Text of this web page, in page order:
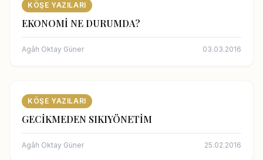
KÖŞE YAZILARI
EKONOMİ NE DURUMDA?
Agâh Oktay Güner 03.03.2016
KÖŞE YAZILARI
GECİKMEDEN SIKIYÖNETİM
Agâh Oktay Güner 25.02.2016